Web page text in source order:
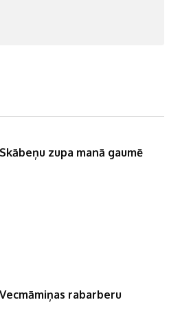
Skābeņu zupa manā gaumē
Vecmāmiņas rabarberu